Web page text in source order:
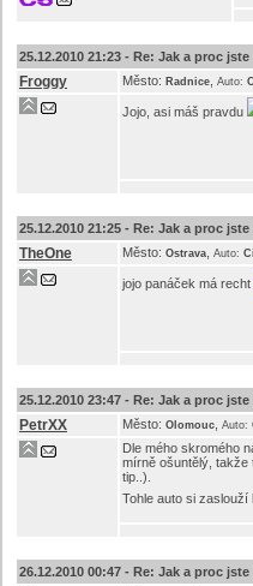
25.12.2010 21:23 - Re: Jak a proc
Froggy Město: Radnice Auto:
Jojo, asi máš pravdu
25.12.2010 21:25 - Re: Jak a proc
TheOne Město: Ostrava Auto:
jojo panáček má recht
25.12.2010 23:47 - Re: Jak a proc
PetrXX Město: Olomouc Auto:
Dle mého skromého
mírně ošuntělý, takže
tip..).
Tohle auto si
26.12.2010 00:47 - Re: Jak a proc